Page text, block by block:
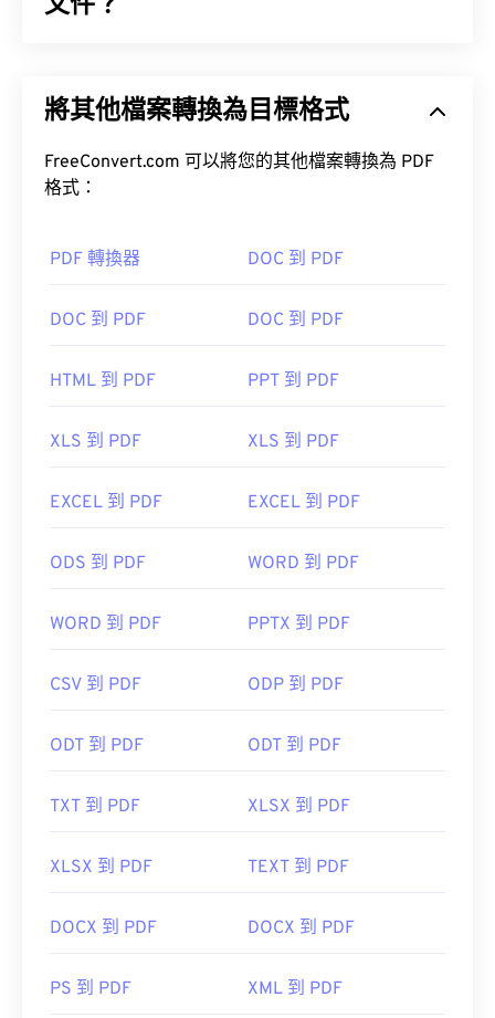
BatchPhoto
JPEG (JPG)
開發人員： 柯達
首次發布：
類型之一。 PDF 如此受歡迎的原因在於它可以保留
上看起來都完全一樣。
如何開啟 PDF 檔案？
Acrobat Reader
。 Adobe 創建了 PDF 標準，其程序
大多數網頁瀏覽器，如 Chrome 和 Firefox，都能直
開啟 PDF 檔案非常方便。如果你想要更高級的功
初始發布日期：
1993年6月15日
https://acrobat.adobe.com/us/en/why-
將其他檔案轉換為目標格式
FreeConvert.com 可以將您的其他檔案轉換為 PDF
格式：
PDF 轉換器 DOC 到 PDF
DOC 到 PDF DOC 到 PDF
HTML 到 PDF PPT 到 PDF
XLS 到 PDF XLS 到 PDF
EXCEL 到 PDF EXCEL 到 PDF
ODS 到 PDF WORD 到 PDF
WORD 到 PDF PPTX 到 PDF
CSV 到 PDF ODP 到 PDF
ODT 到 PDF ODT 到 PDF
TXT 到 PDF XLSX 到 PDF
XLSX 到 PDF TEXT 到 PDF
DOCX 到 PDF DOCX 到 PDF
PS 到 PDF XML 到 PDF